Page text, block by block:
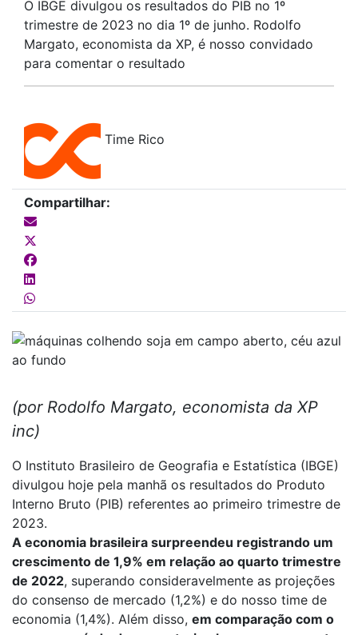
O IBGE divulgou os resultados do PIB no 1º
trimestre de 2023 no dia 1º de junho. Rodolfo
Margato, economista da XP, é nosso convidado
para comentar o resultado
Time Rico
Compartilhar:
(por Rodolfo Margato, economista da XP
inc)
O Instituto Brasileiro de Geografia e Estatística (IBGE)
divulgou hoje pela manhã os resultados do Produto
Interno Bruto (PIB) referentes ao primeiro trimestre de
2023.
A economia brasileira surpreendeu registrando um
crescimento de 1,9% em relação ao quarto trimestre
de 2022, superando consideravelmente as projeções
do consenso de mercado (1,2%) e do nosso time de
economia (1,4%). Além disso, em comparação com o